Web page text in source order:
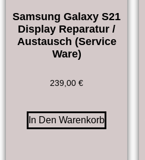
Samsung Galaxy S21
Display Reparatur /
Austausch (Service
Ware)
239,00 €
In Den Warenkorb